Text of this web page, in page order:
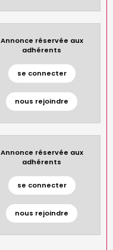
Annonce réservée aux
adhérents
se connecter
nous rejoindre
Annonce réservée aux
adhérents
se connecter
nous rejoindre